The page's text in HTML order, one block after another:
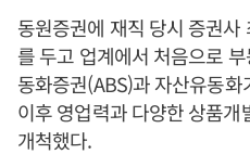
동원증권에 재직 당시 증권사
를 두고 업계에서 처음으로
동화증권(ABS)과 자산유동
이후 영업력과 다양한 상품
개척했다.